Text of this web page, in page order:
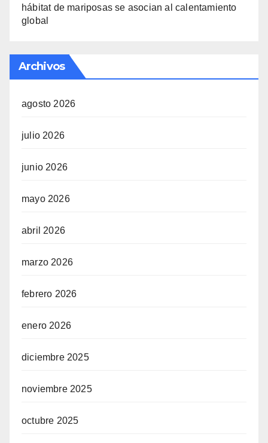
hábitat de mariposas se asocian al calentamiento
global
Archivos
agosto 2026
julio 2026
junio 2026
mayo 2026
abril 2026
marzo 2026
febrero 2026
enero 2026
diciembre 2025
noviembre 2025
octubre 2025